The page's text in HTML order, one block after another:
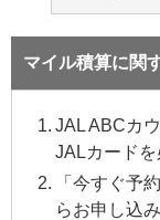
マイル積算に関
JAL ABCカ
JALカードを
「今すぐ予
らお申し込